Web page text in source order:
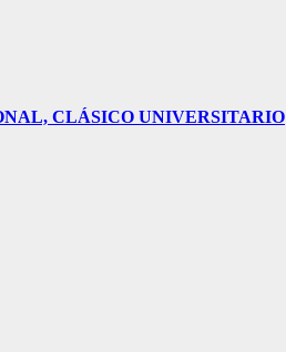
CLÁSICO UNIVERSITARIO